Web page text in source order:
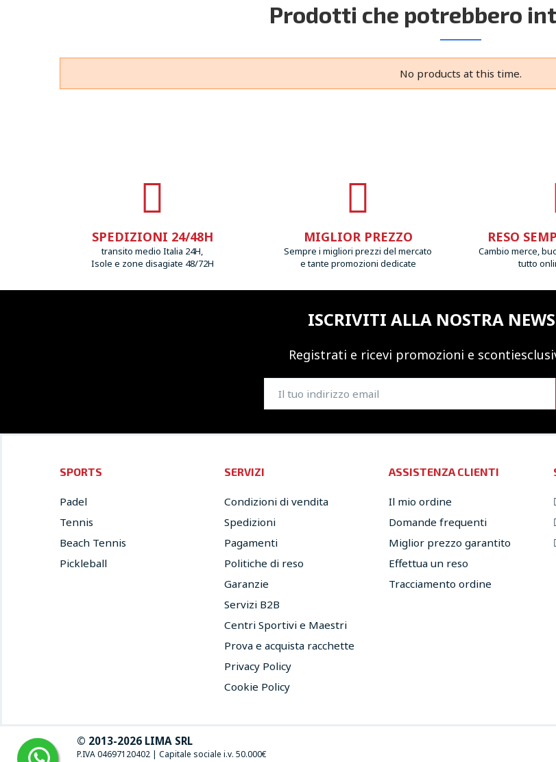
Prodotti che potrebbero
No products at this time.
SPEDIZIONI 24/48H
transito medio Italia 24H,
Isole e zone disagiate 48/72H
MIGLIOR PREZZO
Sempre i migliori prezzi del mercato
e tante promozioni dedicate
RESO
Cambio merce,
tutto
ISCRIVITI ALLA NOSTRA
Registrati e ricevi promozioni e sconti
SPORTS
Padel
Tennis
Beach Tennis
Pickleball
SERVIZI
Condizioni di vendita
Spedizioni
Pagamenti
Politiche di reso
Garanzie
Servizi B2B
Centri Sportivi e Maestri
Prova e acquista racchette
Privacy Policy
Cookie Policy
ASSISTENZA CLIENTI
Il mio ordine
Domande frequenti
Miglior prezzo garantito
Effettua un reso
Tracciamento ordine
© 2013-2026 LIMA SRL
P.IVA 04697120402 | Capitale sociale i.v. 50.000€